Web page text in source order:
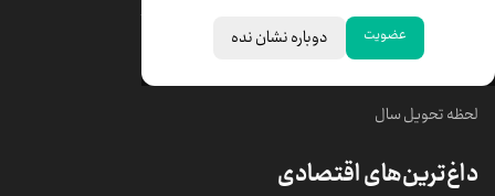
عضویت دوباره نشان نده
خبرهای مهم
لحظه تحویل سال
داغ‌ترین‌های اقتصادی